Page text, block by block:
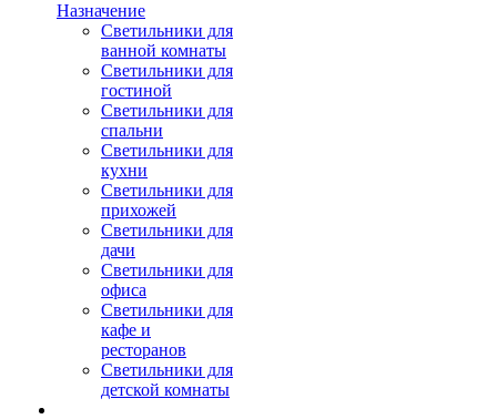
Назначение
Светильники для
ванной комнаты
Светильники для
гостиной
Светильники для
спальни
Светильники для
кухни
Светильники для
прихожей
Светильники для
дачи
Светильники для
офиса
Светильники для
кафе и
ресторанов
Светильники для
детской комнаты